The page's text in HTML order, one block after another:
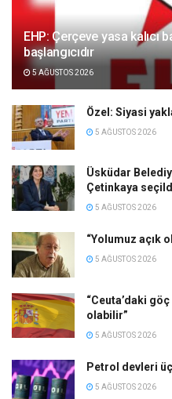
EHP: Çerçeve yasa kalıcı
başlangıcıdır
5 AĞUSTOS 2026
Özel: Siyasi
5 AĞUSTOS 2026
Üsküdar
Çetinkaya
5 AĞUSTOS 2026
“Yolumuz açık
5 AĞUSTOS 2026
“Ceuta’daki
olabilir”
5 AĞUSTOS 2026
Petrol devleri
5 AĞUSTOS 2026